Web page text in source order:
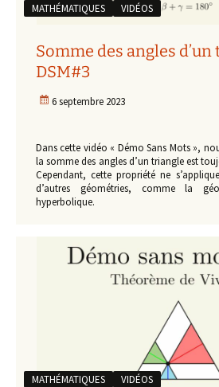
MATHÉMATIQUES VIDÉOS
Somme des angles
DSM#3
6 septembre 2023
Dans cette vidéo « Démo Sans Mots »,
la somme des angles d’un triangle est
Cependant, cette propriété ne
d’autres géométries, comme la
hyperbolique.
MATHÉMATIQUES VIDÉOS